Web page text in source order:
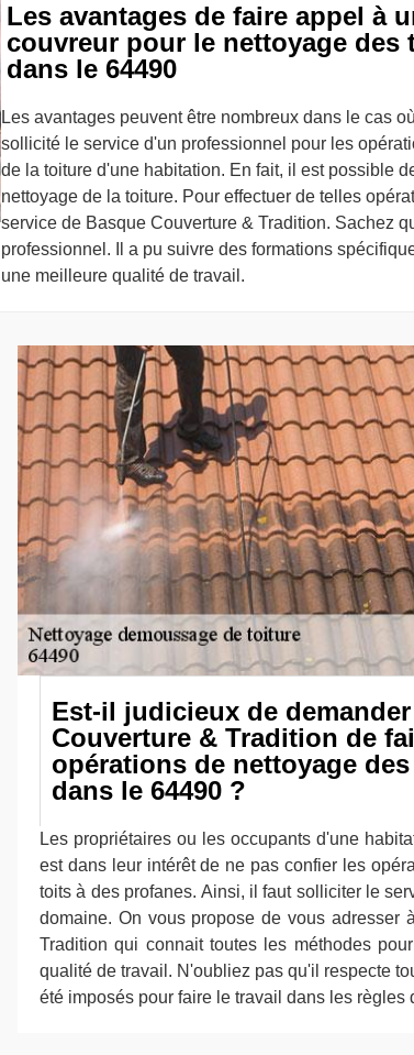
Les avantages de faire appel à
couvreur pour le nettoyage des
dans le 64490
Les avantages peuvent être nombreux dans le cas
sollicité le service d'un professionnel pour les
de la toiture d'une habitation. En fait, il est possible
nettoyage de la toiture. Pour effectuer de telles
service de Basque Couverture & Tradition. Sachez
professionnel. Il a pu suivre des formations
une meilleure qualité de travail.
Est-il judicieux de
Couverture & Tradition de
opérations de nettoyage
dans le 64490 ?
Les propriétaires ou les occupants d'une
est dans leur intérêt de ne pas confier les
toits à des profanes. Ainsi, il faut solliciter le
domaine. On vous propose de vous adresser
Tradition qui connait toutes les méthodes
qualité de travail. N'oubliez pas qu'il respecte
été imposés pour faire le travail dans les règles